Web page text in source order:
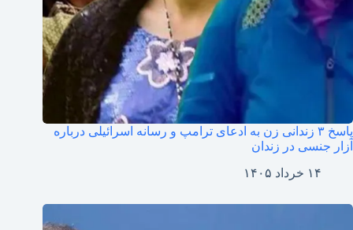
پاسخ ۳ زندانی زن به ادعای ترامپ و رسانه اسرائیلی درباره
آزار جنسی در زندان
۱۴ خرداد ۱۴۰۵